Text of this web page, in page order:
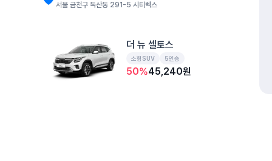
서울 금천구 독산동 291-5 시티렉스
더 뉴 셀토스
소형SUV 5인승
50%45,240원